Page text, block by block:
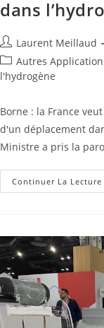
dans
Laurent Meillaud
Autres
l'hydrogène
Borne : la France
d'un déplacement
Ministre a pris la
Continuer La Lecture